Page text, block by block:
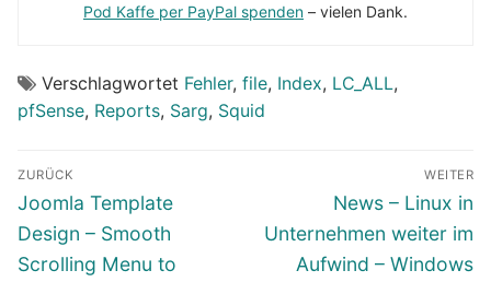
Pod Kaffe per PayPal spenden – vielen Dank.
Verschlagwortet Fehler, file, Index, LC_ALL,
pfSense, Reports, Sarg, Squid
Beitragsnavigation
ZURÜCK
Vorheriger
Beitrag:
Joomla Template
Design – Smooth
Scrolling Menu to
WEITER
Nächster
Beitrag:
News – Linux in
Unternehmen weiter im
Aufwind – Windows